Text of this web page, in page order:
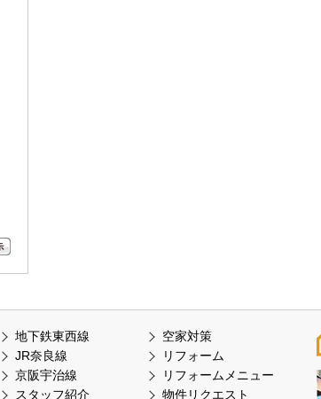
地下鉄東西線
JR奈良線
京阪宇治線
スタッフ紹介
空家対策
リフォーム
リフォームメニュー
物件リクエスト